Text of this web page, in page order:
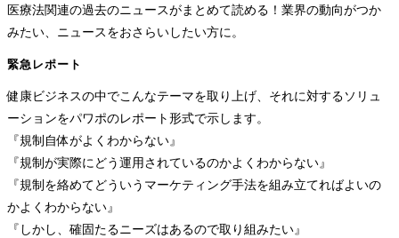
医療法関連の過去のニュースがまとめて読める！業界の動向がつか
みたい、ニュースをおさらいしたい方に。
緊急レポート
健康ビジネスの中でこんなテーマを取り上げ、それに対するソリュ
ーションをパワポのレポート形式で示します。
『規制自体がよくわからない』
『規制が実際にどう運用されているのかよくわからない』
『規制を絡めてどういうマーケティング手法を組み立てればよいの
かよくわからない』
『しかし、確固たるニーズはあるので取り組みたい』